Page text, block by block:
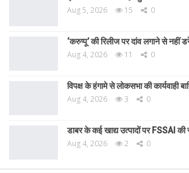
Aug 5, 2026 15 0
‘करुप्पू’ की रिलीज पर दांव लगाने से नहीं
Aug 4, 2026 11 0
विपक्ष के हंगामे से लोकसभा की कार्यवाही
Aug 4, 2026 3 0
डाबर के कई खाद्य उत्पादों पर FSSAI की
Aug 4, 2026 2 0